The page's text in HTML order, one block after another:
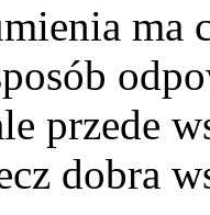
przede
dobra